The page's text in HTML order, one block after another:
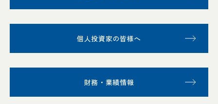
個人投資家の皆様へ
財務・業績情報